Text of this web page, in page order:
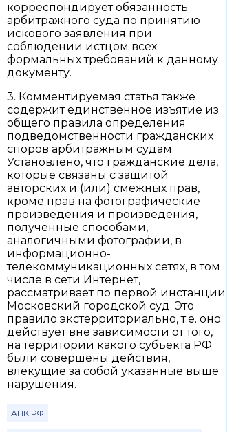
корреспондирует обязанность
арбитражного суда по принятию
искового заявления при
соблюдении истцом всех
формальных требований к данному
документу.
3. Комментируемая статья также
содержит единственное изъятие из
общего правила определения
подведомственности гражданских
споров арбитражным судам.
Установлено, что гражданские дела,
которые связаны с защитой
авторских и (или) смежных прав,
кроме прав на фотографические
произведения и произведения,
полученные способами,
аналогичными фотографии, в
информационно-
телекоммуникационных сетях, в том
числе в сети Интернет,
рассматривает по первой инстанции
Московский городской суд. Это
правило экстерриториально, т.е. оно
действует вне зависимости от того,
на территории какого субъекта РФ
были совершены действия,
влекущие за собой указанные выше
нарушения.
АПК РФ